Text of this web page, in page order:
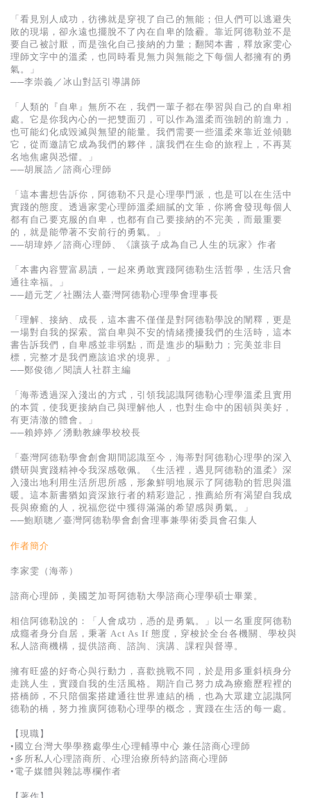
「看見別人成功，彷彿就是穿視了自己的無能；但人們可以逃避失
敗的現場，卻永遠也擺脫不了內在自卑的陰霾。靠近阿德勒並不是
要自己被討厭，而是強化自己接納的力量；翻閱本書，釋放家雯心
理師文字中的溫柔，也同時看見無力與無能之下每個人都擁有的勇
氣。」
──李崇義／冰山對話引導講師
「人類的『自卑』無所不在，我們一輩子都在學習與自己的自卑相
處。它是你我內心的一把雙面刃，可以作為溫柔而強韌的前進力，
也可能幻化成毀滅與無望的能量。我們需要一些溫柔來靠近並傾聽
它，從而邀請它成為我們的夥伴，讓我們在生命的旅程上，不再莫
名地焦慮與恐懼。」
──胡展誥／諮商心理師
「這本書想告訴你，阿德勒不只是心理學門派，也是可以在生活中
實踐的態度。透過家雯心理師溫柔細膩的文筆，你將會發現每個人
都有自己要克服的自卑，也都有自己要接納的不完美，而最重要
的，就是能帶著不安前行的勇氣。」
──胡瑋婷／諮商心理師、《讓孩子成為自己人生的玩家》作者
「本書內容豐富易讀，一起來勇敢實踐阿德勒生活哲學，生活只會
通往幸福。」
──趙元芝／社團法人臺灣阿德勒心理學會理事長
「理解、接納、成長，這本書不僅僅是對阿德勒學說的闡釋，更是
一場對自我的探索。當自卑與不安的情緒攪擾我們的生活時，這本
書告訴我們，自卑感並非弱點，而是進步的驅動力；完美並非目
標，完整才是我們應該追求的境界。」
──鄭俊德／閱讀人社群主編
「海蒂透過深入淺出的方式，引領我認識阿德勒心理學溫柔且實用
的本質，使我更接納自己與理解他人，也對生命中的困頓與美好，
有更清澈的體會。」
──賴婷婷／湧動教練學校校長
「臺灣阿德勒學會創會期間認識至今，海蒂對阿德勒心理學的深入
鑽研與實踐精神令我深感敬佩。《生活裡，遇見阿德勒的溫柔》深
入淺出地利用生活所思所感，形象鮮明地展示了阿德勒的哲思與溫
暖。這本新書猶如資深旅行者的精彩遊記，推薦給所有渴望自我成
長與療癒的人，祝福您從中獲得滿滿的希望感與勇氣。」
──鮑順聰／臺灣阿德勒學會創會理事兼學術委員會召集人
作者簡介
李家雯（海蒂）
諮商心理師，美國芝加哥阿德勒大學諮商心理學碩士畢業。
相信阿德勒說的：「人會成功，憑的是勇氣。」以一名重度阿德勒
成癮者身分自居，秉著 Act As If 態度，穿梭於全台各機關、學校與
私人諮商機構，提供諮商、諮詢、演講、課程與督導。
擁有旺盛的好奇心與行動力，喜歡挑戰不同，於是用多重斜槓身分
走跳人生，實踐自我的生活風格。期許自己努力成為療癒歷程裡的
搭橋師，不只陪個案搭建通往世界連結的橋，也為大眾建立認識阿
德勒的橋，努力推廣阿德勒心理學的概念，實踐在生活的每一處。
【現職】
•國立台灣大學學務處學生心理輔導中心 兼任諮商心理師
•多所私人心理諮商所、心理治療所特約諮商心理師
•電子媒體與雜誌專欄作者